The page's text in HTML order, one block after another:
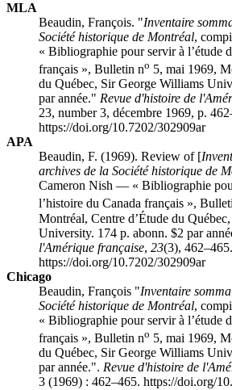
MLA
Beaudin, François. "Inventaire
Société historique de Montréal,
« Bibliographie pour servir à l’étude
français », Bulletin no 5, mai 1969,
du Québec, Sir George Williams
par année." Revue d'histoire de
23, number 3, décembre 1969, p.
https://doi.org/10.7202/302909ar
APA
Beaudin, F. (1969). Review of [
archives de la Société historique de
Cameron Nish — « Bibliographie
l’histoire du Canada français »,
Montréal, Centre d’Étude du
University. 174 p. abonn. $2 par
l'Amérique française, 23(3), 462–465.
https://doi.org/10.7202/302909ar
Chicago
Beaudin, François "Inventaire
Société historique de Montréal,
« Bibliographie pour servir à l’étude
français », Bulletin no 5, mai 1969,
du Québec, Sir George Williams
par année.". Revue d'histoire de
3 (1969) : 462–465. https://doi.org/